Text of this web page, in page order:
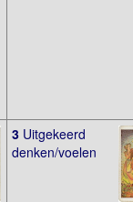
3 Uitgekeerd
denken/voelen